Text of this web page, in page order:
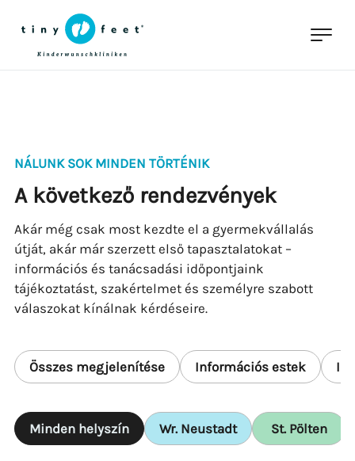
NÁLUNK SOK MINDEN TÖRTÉNIK
A következő rendezvények
Akár még csak most kezdte el a gyermekvállalás
útját, akár már szerzett első tapasztalatokat –
információs és tanácsadási időpontjaink
tájékoztatást, szakértelmet és személyre szabott
válaszokat kínálnak kérdéseire.
Összes megjelenítése Információs estek
Minden helyszín Wr. Neustadt St. Pölten